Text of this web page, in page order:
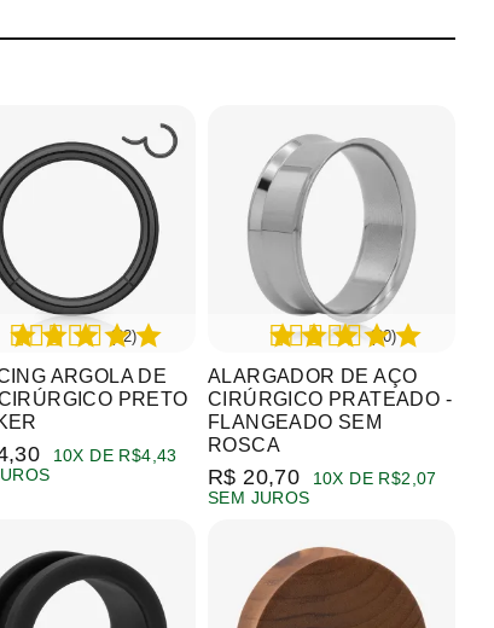
ARGOLA DE
PRETO
(22)
10X DE R$4,43
ALARGADOR DE AÇO
CIRÚRGICO PRATEADO -
FLANGEADO SEM
ROSCA
(20)
R$ 20,70
10X DE R$2,07
SEM JUROS